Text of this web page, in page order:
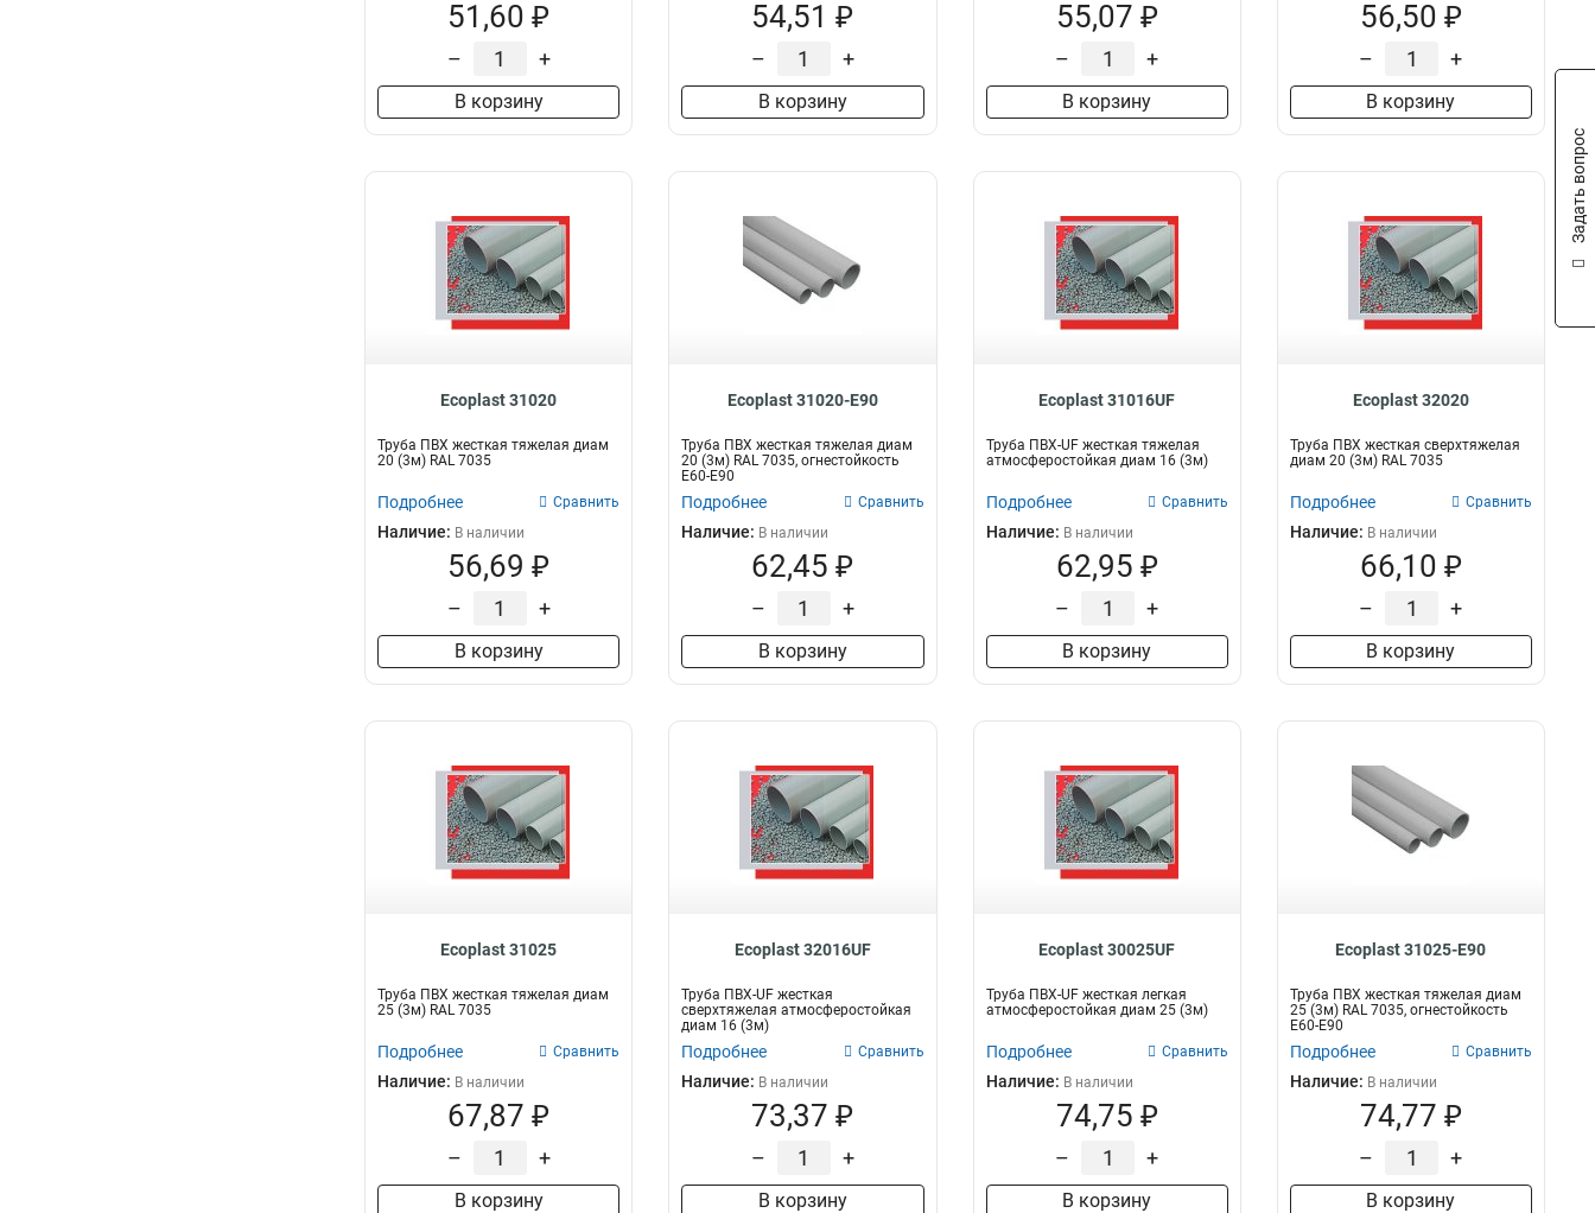
51,60 ₽
– +
В корзину
54,51 ₽
– +
В корзину
55,07 ₽
– +
В корзину
56,50 ₽
– +
В корзину
Ecoplast 31020
Труба ПВХ жесткая тяжелая диам
20 (3м) RAL 7035
Подробнее Сравнить
Наличие: В наличии
56,69 ₽
– +
В корзину
Ecoplast 31020-E90
Труба ПВХ жесткая тяжелая диам
20 (3м) RAL 7035, огнестойкость
E60-E90
Подробнее Сравнить
Наличие: В наличии
62,45 ₽
– +
В корзину
Ecoplast 31016UF
Труба ПВХ-UF жесткая тяжелая
атмосферостойкая диам 16 (3м)
Подробнее Сравнить
Наличие: В наличии
62,95 ₽
– +
В корзину
Ecoplast 32020
Труба ПВХ жесткая сверхтяжелая
диам 20 (3м) RAL 7035
Подробнее Сравнить
Наличие: В наличии
66,10 ₽
– +
В корзину
Ecoplast 31025
Труба ПВХ жесткая тяжелая диам
25 (3м) RAL 7035
Подробнее Сравнить
Наличие: В наличии
67,87 ₽
– +
В корзину
Ecoplast 32016UF
Труба ПВХ-UF жесткая
сверхтяжелая атмосферостойкая
диам 16 (3м)
Подробнее Сравнить
Наличие: В наличии
73,37 ₽
– +
В корзину
Ecoplast 30025UF
Труба ПВХ-UF жесткая легкая
атмосферостойкая диам 25 (3м)
Подробнее Сравнить
Наличие: В наличии
74,75 ₽
– +
В корзину
Ecoplast 31025-E90
Труба ПВХ жесткая тяжелая диам
25 (3м) RAL 7035, огнестойкость
E60-E90
Подробнее Сравнить
Наличие: В наличии
74,77 ₽
– +
В корзину
Задать вопрос